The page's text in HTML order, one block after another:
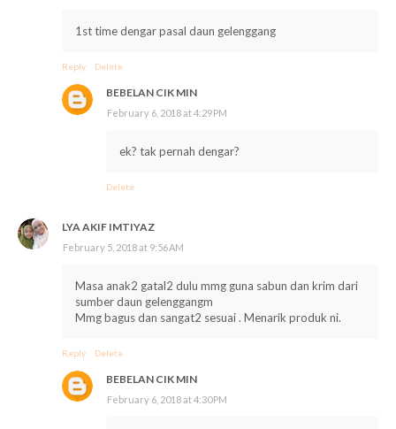
1st time dengar pasal daun gelenggang
Reply Delete
BEBELAN CIK MIN
February 6, 2018 at 4:29 PM
ek? tak pernah dengar?
Delete
LYA AKIF IMTIYAZ
February 5, 2018 at 9:56 AM
Masa anak2 gatal2 dulu mmg guna sabun dan krim dari
sumber daun gelenggangm
Mmg bagus dan sangat2 sesuai . Menarik produk ni.
Reply Delete
BEBELAN CIK MIN
February 6, 2018 at 4:30 PM